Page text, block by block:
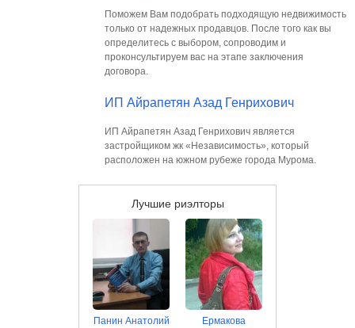
Поможем Вам подобрать подходящую недвижимость
только от надежных продавцов. После того как вы
определитесь с выбором, сопроводим и
проконсультируем вас на этапе заключения
договора.
ИП Айрапетян Азад Генрихович
ИП Айрапетян Азад Генрихович является
застройщиком жк «Независимость», который
расположен на южном рубеже города Мурома.
Лучшие риэлторы
Панин Анатолий
Ермакова